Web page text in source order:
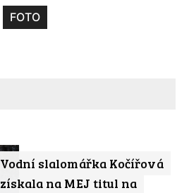
FOTO
Vodní slalomářka Kočířová
získala na MEJ titul na